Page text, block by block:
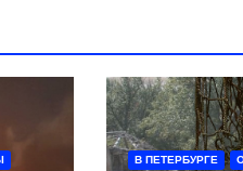
В ПЕТЕРБУРГЕ